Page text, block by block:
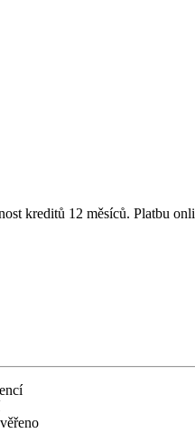
kreditů 12 měsíců. Platbu